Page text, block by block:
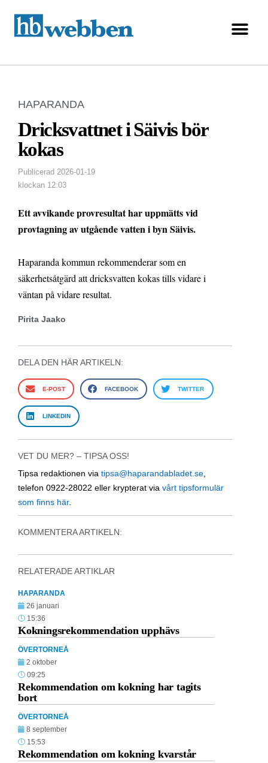
HAPARANDA
Dricksvattnet i Säivis bör
kokas
Publicerad 2026-01-19
klockan 12:03
Ett avvikande provresultat har uppmätts vid
provtagning av utgående vatten i byn Säivis.
Haparanda kommun rekommenderar som en
säkerhetsåtgärd att dricksvatten kokas tills vidare i
väntan på vidare resultat.
Pirita Jaako
DELA DEN HÄR ARTIKELN:
E-POST FACEBOOK TWITTER
LINKEDIN
VET DU MER? – TIPSA OSS!
Tipsa redaktionen via tipsa@haparandabladet.se
telefon 0922-28022 eller krypterat via vårt tipsformulär
som finns här.
KOMMENTERA ARTIKELN:
RELATERADE ARTIKLAR
HAPARANDA
26 januari
15:36
Kokningsrekommendation upphävs
ÖVERTORNEÅ
2 oktober
09:25
Rekommendation om kokning har tagits
bort
ÖVERTORNEÅ
8 september
15:53
Rekommendation om kokning kvarstår